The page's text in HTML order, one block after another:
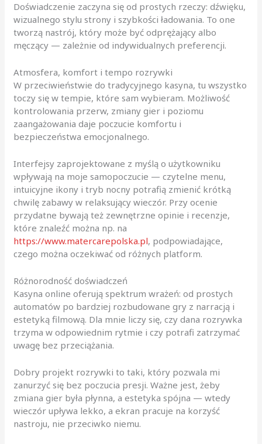
Doświadczenie zaczyna się od prostych rzeczy: dźwięku,
wizualnego stylu strony i szybkości ładowania. To one
tworzą nastrój, który może być odprężający albo
męczący — zależnie od indywidualnych preferencji.
Atmosfera, komfort i tempo rozrywki
W przeciwieństwie do tradycyjnego kasyna, tu wszystko
toczy się w tempie, które sam wybieram. Możliwość
kontrolowania przerw, zmiany gier i poziomu
zaangażowania daje poczucie komfortu i
bezpieczeństwa emocjonalnego.
Interfejsy zaprojektowane z myślą o użytkowniku
wpływają na moje samopoczucie — czytelne menu,
intuicyjne ikony i tryb nocny potrafią zmienić krótką
chwilę zabawy w relaksujący wieczór. Przy ocenie
przydatne bywają też zewnętrzne opinie i recenzje,
które znaleźć można np. na
https://www.matercarepolska.pl, podpowiadające,
czego można oczekiwać od różnych platform.
Różnorodność doświadczeń
Kasyna online oferują spektrum wrażeń: od prostych
automatów po bardziej rozbudowane gry z narracją i
estetyką filmową. Dla mnie liczy się, czy dana rozrywka
trzyma w odpowiednim rytmie i czy potrafi zatrzymać
uwagę bez przeciążania.
Dobry projekt rozrywki to taki, który pozwala mi
zanurzyć się bez poczucia presji. Ważne jest, żeby
zmiana gier była płynna, a estetyka spójna — wtedy
wieczór upływa lekko, a ekran pracuje na korzyść
nastroju, nie przeciwko niemu.